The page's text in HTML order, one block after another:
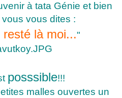
à tata Génie et bien
vous dites :
là moi..."
posssible!!!
malles ouvertes un